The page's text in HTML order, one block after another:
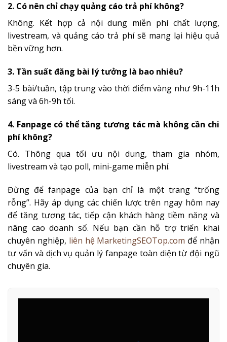
2. Có nên chỉ chạy quảng cáo trả phí không?
Không. Kết hợp cả nội dung miễn phí chất lượng,
livestream, và quảng cáo trả phí sẽ mang lại hiệu quả
bền vững hơn.
3. Tần suất đăng bài lý tưởng là bao nhiêu?
3-5 bài/tuần, tập trung vào thời điểm vàng như 9h-11h
sáng và 6h-9h tối.
4. Fanpage có thể tăng tương tác mà không cần chi
phí không?
Có. Thông qua tối ưu nội dung, tham gia nhóm,
livestream và tạo poll, mini-game miễn phí.
Đừng để fanpage của bạn chỉ là một trang “trống
rỗng”. Hãy áp dụng các chiến lược trên ngay hôm nay
để tăng tương tác, tiếp cận khách hàng tiềm năng và
nâng cao doanh số. Nếu bạn cần hỗ trợ triển khai
chuyên nghiệp, liên hệ MarketingSEOTop.com để nhận
tư vấn và dịch vụ quản lý fanpage toàn diện từ đội ngũ
chuyên gia.